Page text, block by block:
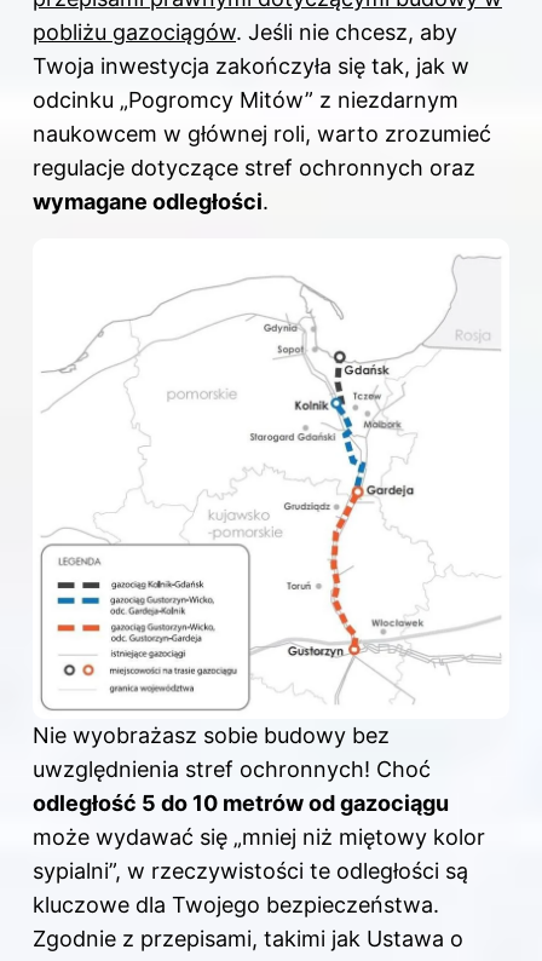
pobliżu gazociągów. Jeśli nie chcesz, aby
Twoja inwestycja zakończyła się tak, jak w
odcinku „Pogromcy Mitów” z niezdarnym
naukowcem w głównej roli, warto zrozumieć
regulacje dotyczące stref ochronnych oraz
wymagane odległości.
Nie wyobrażasz sobie budowy bez
uwzględnienia stref ochronnych! Choć
odległość 5 do 10 metrów od gazociągu
może wydawać się „mniej niż miętowy kolor
sypialni”, w rzeczywistości te odległości są
kluczowe dla Twojego bezpieczeństwa.
Zgodnie z przepisami, takimi jak Ustawa o